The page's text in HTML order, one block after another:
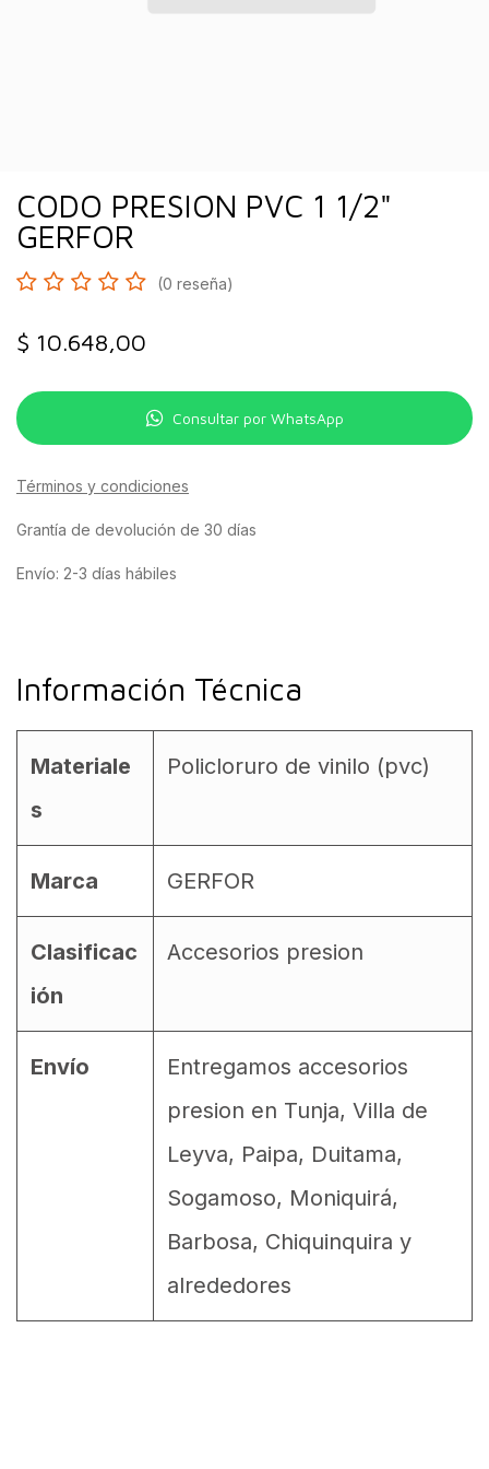
CODO PRESION PVC 1 1/2"
GERFOR
(0 reseña)
$ 10.648,00
Consultar por WhatsApp
Términos y condiciones
Grantía de devolución de 30 días
Envío: 2-3 días hábiles
Información Técnica
Materiale
s
Policloruro de vinilo (pvc)
Marca GERFOR
Clasificac
ión
Accesorios presion
Envío
Entregamos accesorios
presion en Tunja, Villa de
Leyva, Paipa, Duitama,
Sogamoso, Moniquirá,
Barbosa, Chiquinquira y
alrededores